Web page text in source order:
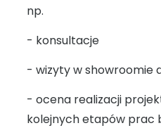
np.
- konsultacje
- wizyty w showroomie
- ocena realizacji
kolejnych etapów prac